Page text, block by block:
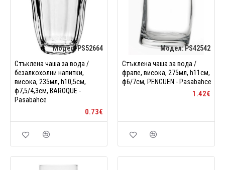
Модел:PS52664
Стъклена чаша за вода /
безалкохолни напитки,
висока, 235мл, h10,5см,
ф7,5/4,3см, BAROQUE -
Pasabahce
0.73€
Модел:PS42542
Стъклена чаша за вода /
фрапе, висока, 275мл, h11см,
ф6/7см, PENGUEN - Pasabahce
1.42€